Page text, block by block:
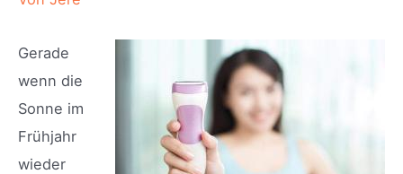
Gerade
wenn die
Sonne im
Frühjahr
wieder